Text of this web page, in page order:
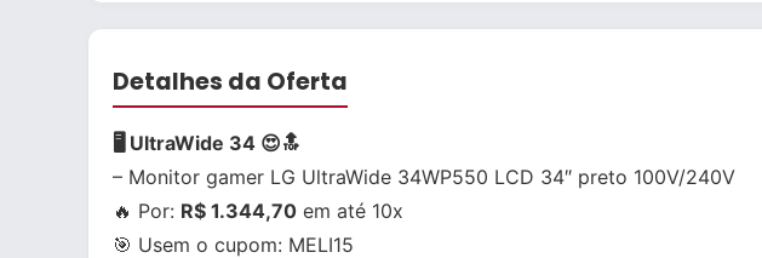
Detalhes da Oferta
🖥 UltraWide 34 😍🔝
– Monitor gamer LG UltraWide 34WP550 LCD 34″ preto 100V/240V
🔥 Por: R$ 1.344,70 em até 10x
🎯 Usem o cupom: MELI15